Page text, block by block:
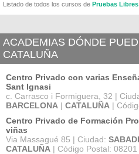
Listado de todos los cursos de Pruebas
ACADEMIAS DÓNDE
CATALUÑA
Centro Privado con varias
Sant Ignasi
c. Carrasco i Formiguera, 32 |
BARCELONA | CATALUÑA |
Centro Privado de Formación
viñas
Via Massagué 85 | Ciudad:
CATALUÑA | Código Postal: 08201